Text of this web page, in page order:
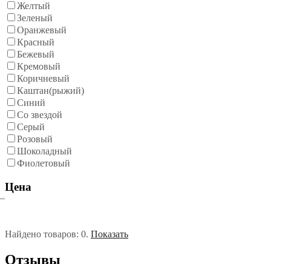
Желтый
Зеленый
Оранжевый
Красный
Бежевый
Кремовый
Коричневый
Каштан(рыжий)
Синий
Со звездой
Серый
Розовый
Шоколадный
Фиолетовый
Цена
Найдено товаров: 0. Показать
Отзывы